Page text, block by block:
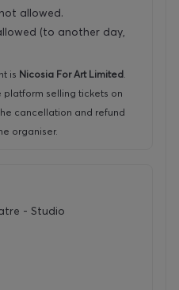
Και Πληροφοριών
Group
allowed.
(to another day,
is Nicosia For Art Limited.
platform selling tickets on
cancellation and refund
organiser.
- Studio